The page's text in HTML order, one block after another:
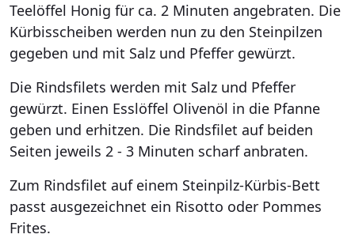
Teelöffel Honig für ca. 2 Minuten angebraten. Die
Kürbisscheiben werden nun zu den Steinpilzen
gegeben und mit Salz und Pfeffer gewürzt.
Die Rindsfilets werden mit Salz und Pfeffer
gewürzt. Einen Esslöffel Olivenöl in die Pfanne
geben und erhitzen. Die Rindsfilet auf beiden
Seiten jeweils 2 - 3 Minuten scharf anbraten.
Zum Rindsfilet auf einem Steinpilz-Kürbis-Bett
passt ausgezeichnet ein Risotto oder Pommes
Frites.